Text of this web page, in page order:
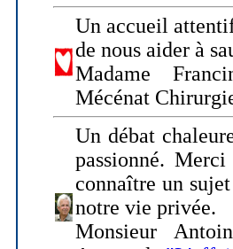
Un accueil
de nous aider à
Madame
Mécénat
Un débat
passionné.
connaître un
notre vie privée.
Monsieur